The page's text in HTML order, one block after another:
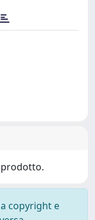
prodotto.
copyright e